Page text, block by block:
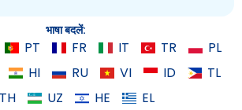
भाषा बदलें:
PT FR IT TR
PL
HI RU VI ID
TL
TH
UZ HE EL